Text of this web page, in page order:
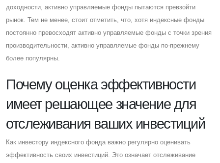
доходности, активно управляемые фонды пытаются превзойти
рынок. Тем не менее, стоит отметить, что, хотя индексные фонды
постоянно превосходят активно управляемые фонды с точки зрения
производительности, активно управляемые фонды по-прежнему
более популярны.
Почему оценка эффективности
имеет решающее значение для
отслеживания ваших инвестиций
Как инвестору индексного фонда важно регулярно оценивать
эффективность своих инвестиций. Это означает отслеживание